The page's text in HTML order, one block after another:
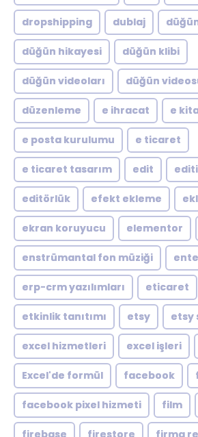
dropshipping dublaj
düğün hikayesi düğün klibi
düğün videoları düğün
düzenleme e ihracat e
e posta kurulumu e ticaret
e ticaret tasarım edit
editörlük efekt ekleme
ekran koruyucu elementor
enstrümantal fon müziği
erp-crm yazılımları eticaret
etkinlik tanıtımı etsy etsy
excel hizmetleri excel işleri
Excel'de formül facebook
facebook pixel hizmeti film
firebase firestore firma